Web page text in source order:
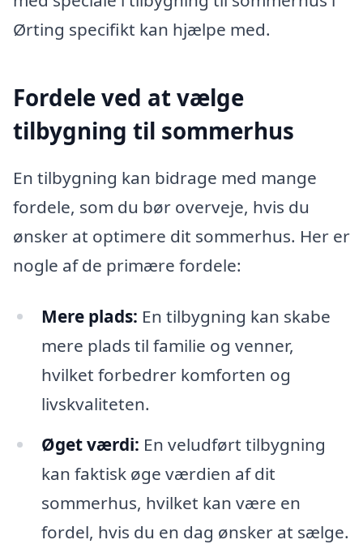
Ørting specifikt kan hjælpe med.
Fordele ved at vælge
tilbygning til sommerhus
En tilbygning kan bidrage med mange
fordele, som du bør overveje, hvis du
ønsker at optimere dit sommerhus. Her er
nogle af de primære fordele:
Mere plads: En tilbygning kan skabe
mere plads til familie og venner,
hvilket forbedrer komforten og
livskvaliteten.
Øget værdi: En veludført tilbygning
kan faktisk øge værdien af dit
sommerhus, hvilket kan være en
fordel, hvis du en dag ønsker at sælge.